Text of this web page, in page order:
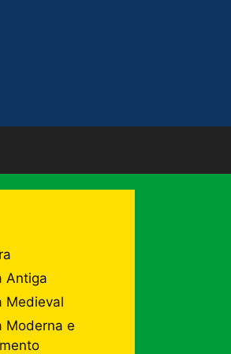
Antiga
Medieval
Moderna e